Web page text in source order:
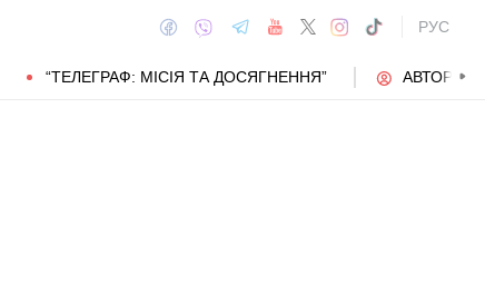
РУС
“ТЕЛЕГРАФ: МІСІЯ ТА ДОСЯГНЕННЯ” АВТОРИ